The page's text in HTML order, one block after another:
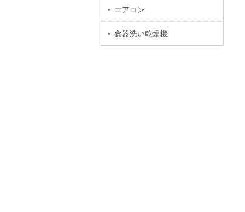
エアコン
食器洗い乾燥機